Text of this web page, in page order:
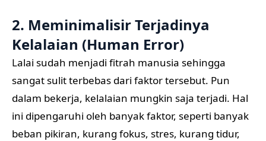
2. Meminimalisir Terjadinya
Kelalaian (Human Error)
Lalai sudah menjadi fitrah manusia sehingga
sangat sulit terbebas dari faktor tersebut. Pun
dalam bekerja, kelalaian mungkin saja terjadi. Hal
ini dipengaruhi oleh banyak faktor, seperti banyak
beban pikiran, kurang fokus, stres, kurang tidur,